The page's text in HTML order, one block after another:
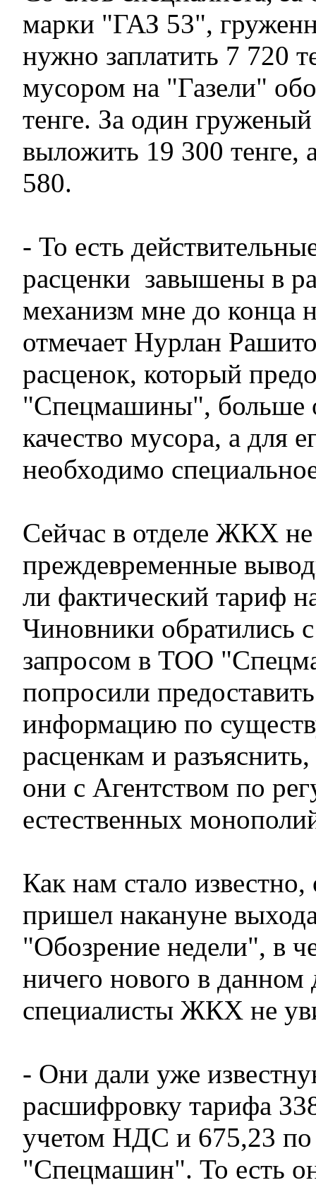
марки "ГАЗ 53",
нужно заплатить 7 720
мусором на "Газели"
тенге. За один
выложить 19 300
580.
- То есть
расценки завышены в
механизм мне до конца
отмечает Нурлан
расценок, который
"Спецмашины", больше
качество мусора, а для
необходимо
Сейчас в отделе ЖКХ не
преждевременные
ли фактический тариф
Чиновники обратились
запросом в ТОО
попросили
информацию по
расценкам и
они с Агентством по
естественных
Как нам стало известно,
пришел накануне
"Обозрение недели", в
ничего нового в данном
специалисты ЖКХ не
- Они дали уже
расшифровку тарифа
учетом НДС и 675,23
"Спецмашин". То есть